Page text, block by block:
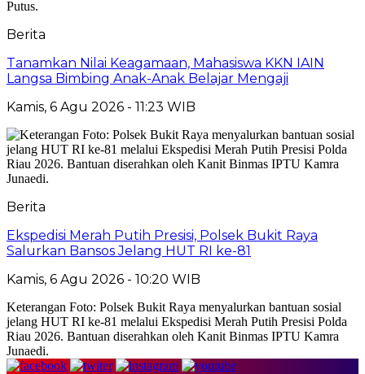
Berita
Tanamkan Nilai Keagamaan, Mahasiswa KKN IAIN
Langsa Bimbing Anak-Anak Belajar Mengaji
Kamis, 6 Agu 2026 - 11:23 WIB
Berita
Ekspedisi Merah Putih Presisi, Polsek Bukit Raya
Salurkan Bansos Jelang HUT RI ke-81
Kamis, 6 Agu 2026 - 10:20 WIB
Keterangan Foto: Polsek Bukit Raya menyalurkan bantuan sosial
jelang HUT RI ke-81 melalui Ekspedisi Merah Putih Presisi Polda
Riau 2026. Bantuan diserahkan oleh Kanit Binmas IPTU Kamra
Junaedi.